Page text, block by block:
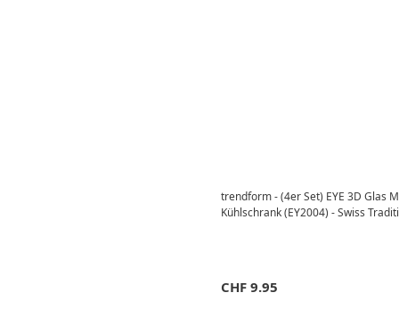
trendform - (4er Set) EYE 3D Glas
Kühlschrank (EY2004) - Swiss
CHF 9.95